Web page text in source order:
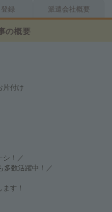
録 派遣会社概要
の概要
片付け
シ！／
多数活躍中！／
す！